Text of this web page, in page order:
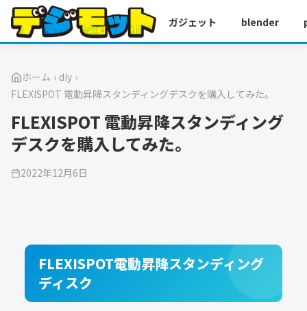
ガジェット blender
ホーム › diy ›
FLEXISPOT 電動昇降スタンディングデスクを購入してみた。
FLEXISPOT 電動昇降スタンディング
デスクを購入してみた。
2022年12月6日
FLEXISPOT電動昇降スタンディング
ディスク